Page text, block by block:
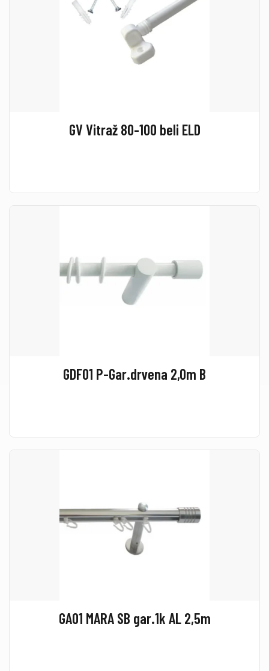
GV Vitraž 80-100 beli ELD
GDF01 P-Gar.drvena 2,0m B
GA01 MARA SB gar.1k AL 2,5m